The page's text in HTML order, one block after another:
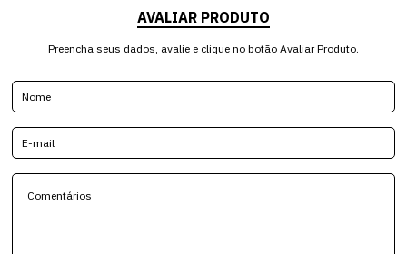
AVALIAR PRODUTO
Preencha seus dados, avalie e clique no botão Avaliar Produto.